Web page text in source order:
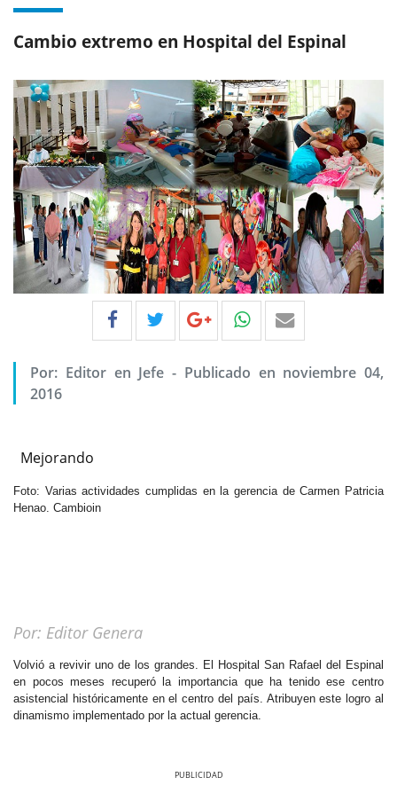
Cambio extremo en Hospital del Espinal
Por: Editor en Jefe - Publicado en noviembre 04,
2016
Mejorando
Foto: Varias actividades cumplidas en la gerencia de Carmen Patricia
Henao. Cambioin
Por: Editor Genera
Volvió a revivir uno de los grandes. El Hospital San Rafael del Espinal
en pocos meses recuperó la importancia que ha tenido ese centro
asistencial históricamente en el centro del país. Atribuyen este logro al
dinamismo implementado por la actual gerencia.